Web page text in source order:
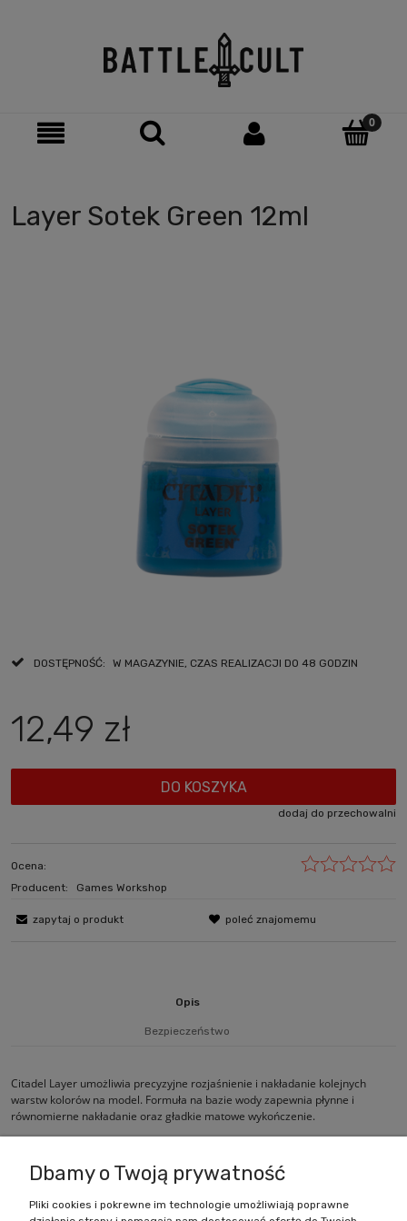
Layer Sotek Green 12ml
DOSTĘPNOŚĆ: W MAGAZYNIE, CZAS REALIZACJI DO 48 GODZIN
12,49 zł
DO KOSZYKA
dodaj do przechowalni
Ocena:
Producent:
Games Workshop
zapytaj o produkt poleć znajomemu
Opis
Bezpieczeństwo
Citadel Layer umożliwia precyzyjne rozjaśnienie i nakładanie kolejnych
warstw kolorów na model. Formuła na bazie wody zapewnia płynne i
równomierne nakładanie oraz gładkie matowe wykończenie.
Dbamy o Twoją prywatność
Pliki cookies i pokrewne im technologie umożliwiają poprawne